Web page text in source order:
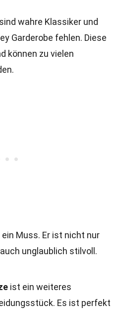
wahre Klassiker und
Garderobe fehlen. Diese
können zu vielen
Muss. Er ist nicht nur
unglaublich stilvoll.
ist ein weiteres
Es ist perfekt